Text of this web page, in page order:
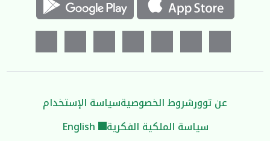
عن توورشروط الخصوصيةسياسة الإستخدام
سياسة الملكية الفكرية
English